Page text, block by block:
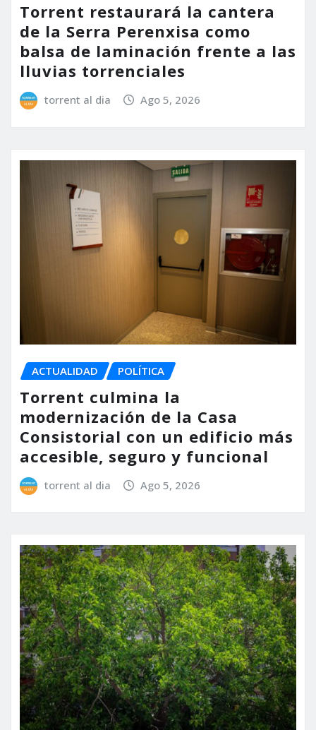
Torrent restaurará la cantera
de la Serra Perenxisa como
balsa de laminación frente a las
lluvias torrenciales
torrent al dia Ago 5, 2026
ACTUALIDAD POLÍTICA
Torrent culmina la
modernización de la Casa
Consistorial con un edificio más
accesible, seguro y funcional
torrent al dia Ago 5, 2026